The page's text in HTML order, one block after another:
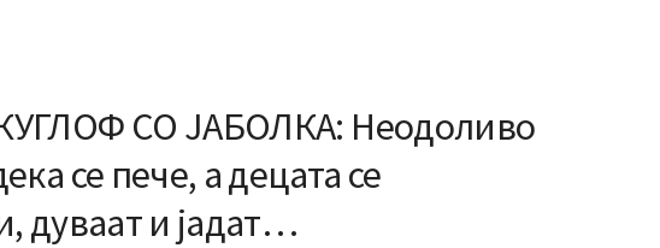
СО ЈАБОЛКА: Неодоливо
се пече, а децата се
дуваат и јадат…